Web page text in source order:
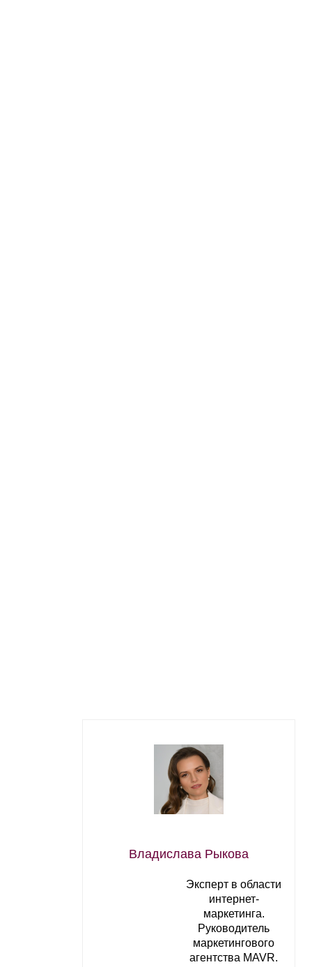
Владислава Рыкова
Эксперт в области
интернет-
маркетинга.
Руководитель
маркетингового
агентства MAVR.